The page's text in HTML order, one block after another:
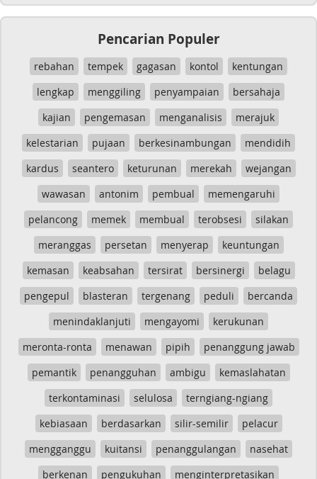
Pencarian Populer
rebahan tempek gagasan kontol
kentungan
lengkap
menggiling penyampaian
bersahaja
kajian
pengemasan menganalisis
merajuk
kelestarian
pujaan berkesinambungan
mendidih
kardus
seantero keturunan merekah
wejangan
wawasan
antonim pembual
memengaruhi
pelancong
memek membual terobsesi
silakan
meranggas
persetan menyerap
keuntungan
kemasan
keabsahan tersirat bersinergi
belagu
pengepul
blasteran tergenang peduli
bercanda
menindaklanjuti
mengayomi
kerukunan
meronta-ronta
menawan pipih
penanggung jawab
pemantik
penangguhan ambigu
kemaslahatan
terkontaminasi
selulosa
terngiang-ngiang
kebiasaan
berdasarkan silir-semilir
pelacur
mengganggu
kuitansi penanggulangan
nasehat
berkenan
pengukuhan menginterpretasikan